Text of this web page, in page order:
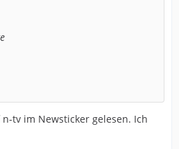
tv im Newsticker gelesen. Ich